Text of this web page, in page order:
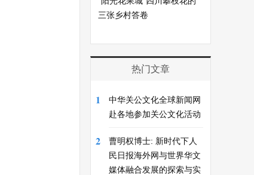
三张乡村答卷
热门文章
1
中华关公文化全球新闻网
赴各地参加关公文化活动
2
曹明权博士: 新时代下人
民日报海外网与世界华文
媒体融合发展的探索与实